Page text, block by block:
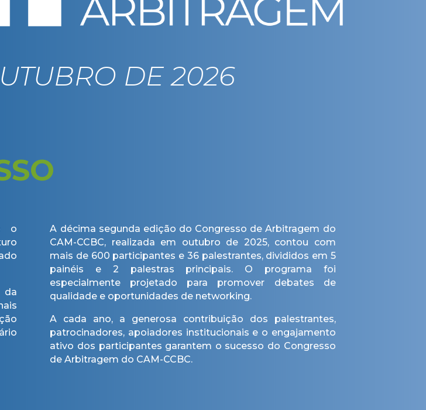
DE 2026
o
da
A décima segunda edição do Congresso de Arbitragem do
CAM-CCBC, realizada em outubro de 2025, contou com
mais de 600 participantes e 36 palestrantes, divididos em 5
painéis e 2 palestras principais. O programa foi
especialmente projetado para promover debates de
qualidade e oportunidades de networking.
A cada ano, a generosa contribuição dos palestrantes,
patrocinadores, apoiadores institucionais e o engajamento
ativo dos participantes garantem o sucesso do Congresso
de Arbitragem do CAM-CCBC.